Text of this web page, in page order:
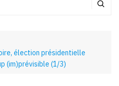
élection présidentielle
(im)prévisible (1/3)